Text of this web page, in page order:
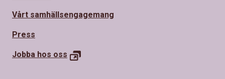
Vårt samhällsengagemang
Press
Jobba hos oss